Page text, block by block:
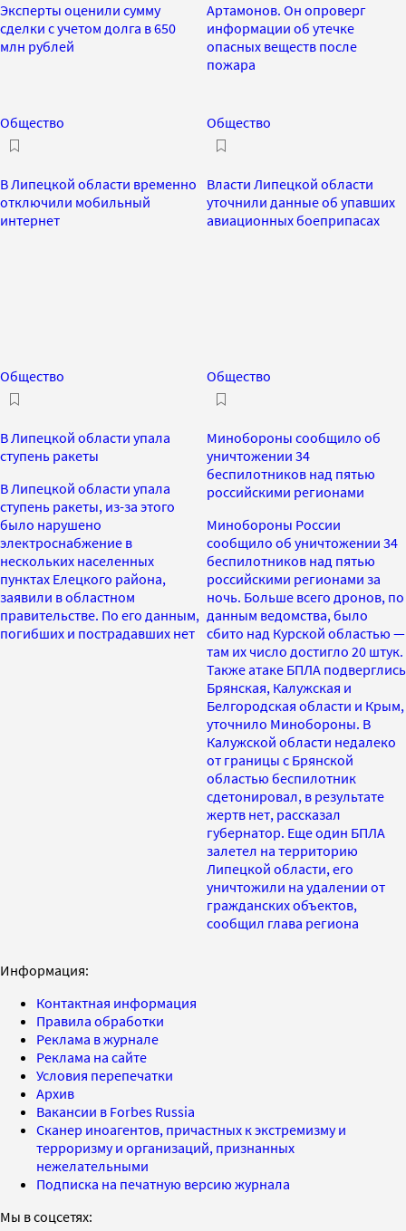
Эксперты оценили сумму
сделки с учетом долга в 650
млн рублей
Артамонов. Он опроверг
информации об утечке
опасных веществ после
пожара
Общество
В Липецкой области временно
отключили мобильный
интернет
Общество
Власти Липецкой области
уточнили данные об упавших
авиационных боеприпасах
Общество
В Липецкой области упала
ступень ракеты
В Липецкой области упала
ступень ракеты, из-за этого
было нарушено
электроснабжение в
нескольких населенных
пунктах Елецкого района,
заявили в областном
правительстве. По его данным,
погибших и пострадавших нет
Общество
Минобороны сообщило об
уничтожении 34
беспилотников над пятью
российскими регионами
Минобороны России
сообщило об уничтожении 34
беспилотников над пятью
российскими регионами за
ночь. Больше всего дронов, по
данным ведомства, было
сбито над Курской областью —
там их число достигло 20 штук.
Также атаке БПЛА подверглись
Брянская, Калужская и
Белгородская области и Крым,
уточнило Минобороны. В
Калужской области недалеко
от границы с Брянской
областью беспилотник
сдетонировал, в результате
жертв нет, рассказал
губернатор. Еще один БПЛА
залетел на территорию
Липецкой области, его
уничтожили на удалении от
гражданских объектов,
сообщил глава региона
Информация:
Контактная информация
Правила обработки
Реклама в журнале
Реклама на сайте
Условия перепечатки
Архив
Вакансии в Forbes Russia
Сканер иноагентов, причастных к экстремизму и
терроризму и организаций, признанных
нежелательными
Подписка на печатную версию журнала
Мы в соцсетях: